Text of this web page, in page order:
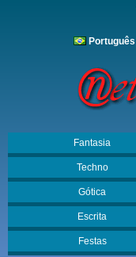
Português
Fantasia
Techno
Gótica
Escrita
Festas